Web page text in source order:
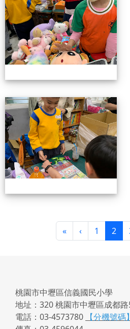
4/
«第一頁
‹上一頁
1 2(目
桃園市中壢區信義國民小學
地址：320 桃園市中壢區成都
電話：03-4573780
【分機號碼】